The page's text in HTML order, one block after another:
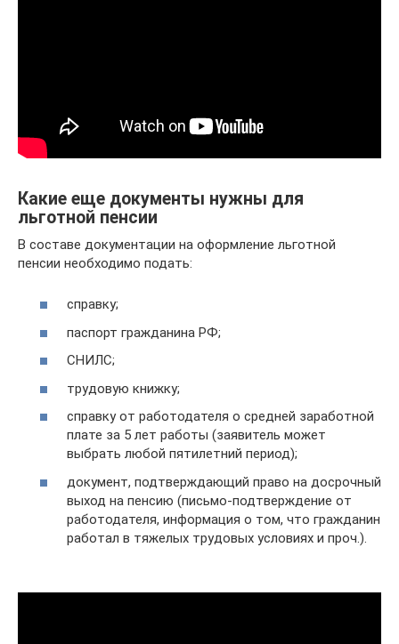
Какие еще документы нужны для
льготной пенсии
В составе документации на оформление льготной
пенсии необходимо подать:
справку;
паспорт гражданина РФ;
СНИЛС;
трудовую книжку;
справку от работодателя о средней заработной
плате за 5 лет работы (заявитель может
выбрать любой пятилетний период);
документ, подтверждающий право на досрочный
выход на пенсию (письмо-подтверждение от
работодателя, информация о том, что гражданин
работал в тяжелых трудовых условиях и проч.).